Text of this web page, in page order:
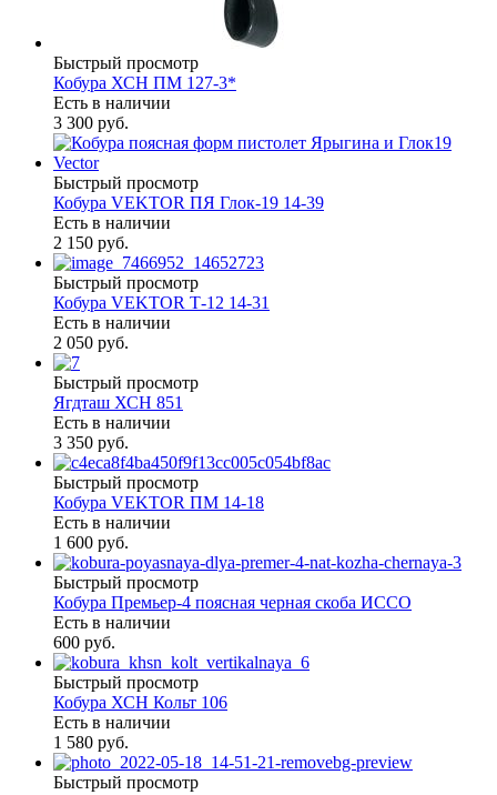
Быстрый просмотр
Кобура ХСН ПМ 127-3*
Есть в наличии
3 300 руб.
Быстрый просмотр
Кобура VEKTOR ПЯ Глок-19 14-39
Есть в наличии
2 150 руб.
Быстрый просмотр
Кобура VEKTOR Т-12 14-31
Есть в наличии
2 050 руб.
Быстрый просмотр
Ягдташ ХСН 851
Есть в наличии
3 350 руб.
Быстрый просмотр
Кобура VEKTOR ПМ 14-18
Есть в наличии
1 600 руб.
Быстрый просмотр
Кобура Премьер-4 поясная черная скоба ИССО
Есть в наличии
600 руб.
Быстрый просмотр
Кобура ХСН Кольт 106
Есть в наличии
1 580 руб.
Быстрый просмотр